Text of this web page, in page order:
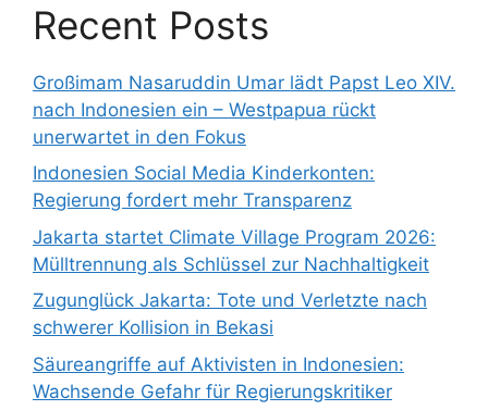
Recent Posts
Großimam Nasaruddin Umar lädt Papst Leo XIV.
nach Indonesien ein – Westpapua rückt
unerwartet in den Fokus
Indonesien Social Media Kinderkonten:
Regierung fordert mehr Transparenz
Jakarta startet Climate Village Program 2026:
Mülltrennung als Schlüssel zur Nachhaltigkeit
Zugunglück Jakarta: Tote und Verletzte nach
schwerer Kollision in Bekasi
Säureangriffe auf Aktivisten in Indonesien:
Wachsende Gefahr für Regierungskritiker